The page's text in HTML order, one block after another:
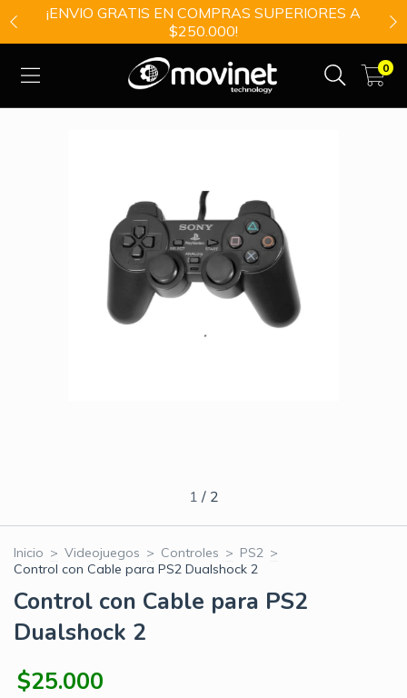
¡ENVIO GRATIS EN COMPRAS SUPERIORES A
$250.000!
0
1 / 2
Inicio > Videojuegos > Controles > PS2 >
Control con Cable para PS2 Dualshock 2
Control con Cable para PS2
Dualshock 2
$25.000